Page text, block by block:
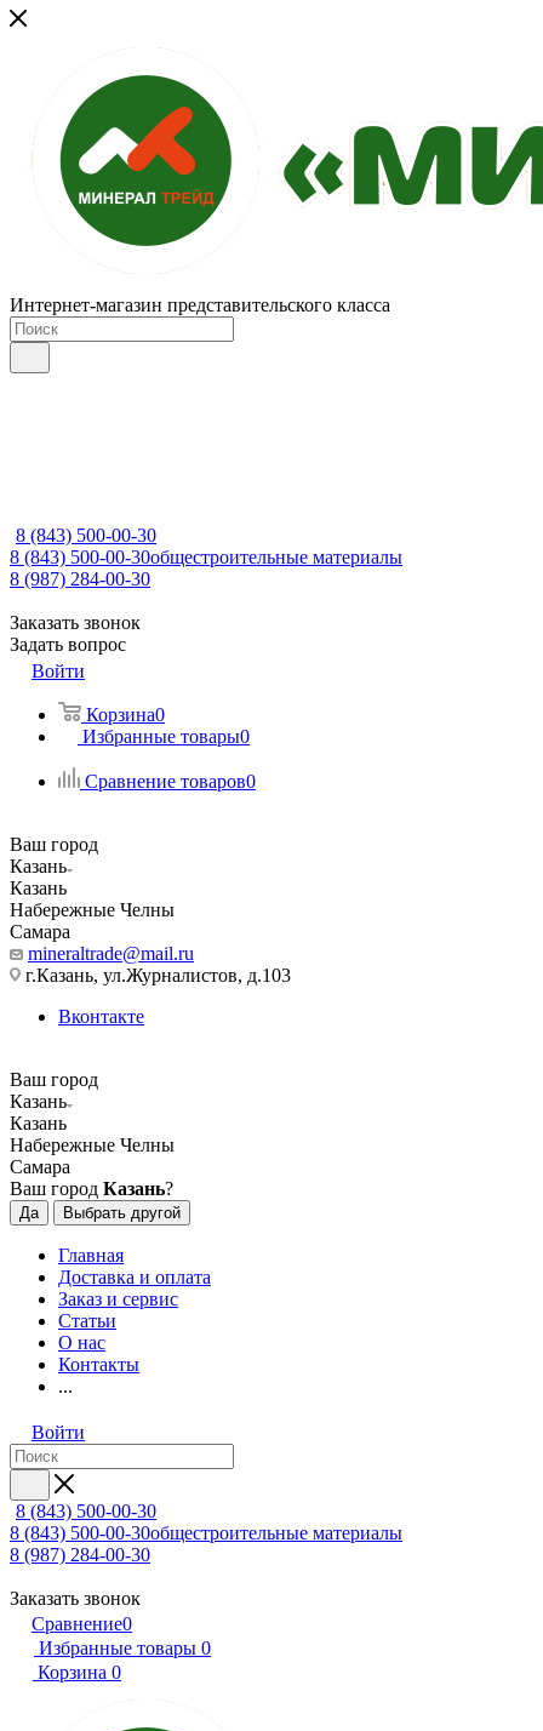
Интернет-магазин представительского класса
8 (843) 500-00-30
8 (843) 500-00-30общестроительные материалы
8 (987) 284-00-30
Заказать звонок
Задать вопрос
Войти
Корзина0
Избранные товары0
Сравнение товаров0
Ваш город
Казань
Казань
Набережные Челны
Самара
mineraltrade@mail.ru
г.Казань, ул.Журналистов, д.103
Вконтакте
Ваш город
Казань
Казань
Набережные Челны
Самара
Ваш город Казань?
Да Выбрать другой
Главная
Доставка и оплата
Заказ и сервис
Статьи
О нас
Контакты
...
Войти
8 (843) 500-00-30
8 (843) 500-00-30общестроительные материалы
8 (987) 284-00-30
Заказать звонок
Сравнение0
Избранные товары 0
Корзина 0